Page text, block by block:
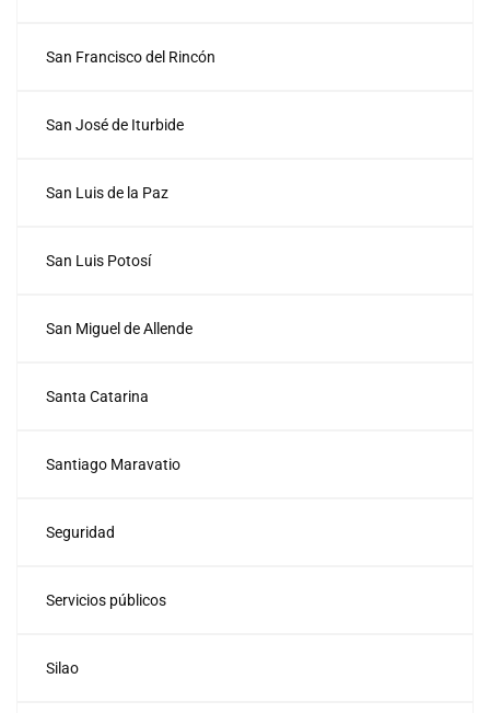
San Francisco del Rincón
San José de Iturbide
San Luis de la Paz
San Luis Potosí
San Miguel de Allende
Santa Catarina
Santiago Maravatio
Seguridad
Servicios públicos
Silao